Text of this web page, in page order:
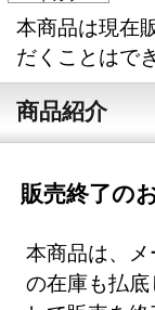
本商品は現在
だくことはで
商品紹介
販売終了の
本商品は、
の在庫も払